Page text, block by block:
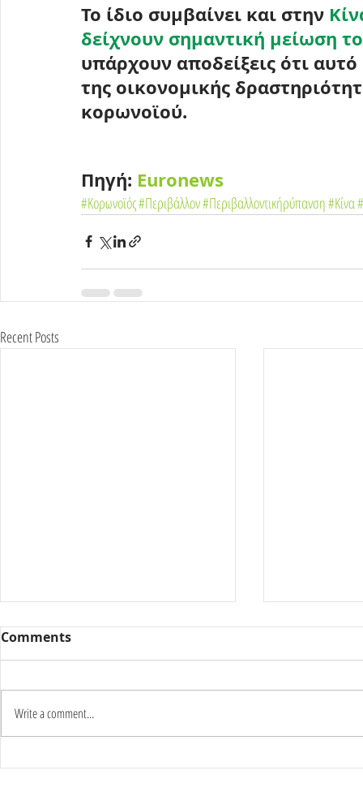
Το ίδιο συμβαίνει και στην
δείχνουν σημαντική μείωση
υπάρχουν αποδείξεις ότι
της οικονομικής
κορωνοϊού.
Πηγή: Euronews
#Κορωνοϊός#Περιβάλλον#Περιβαλλοντικήρύπανση#Κίνα
Recent Posts
Καύσωνας δύο ημερών:
Γιατί οι
Comments
Write a comment...